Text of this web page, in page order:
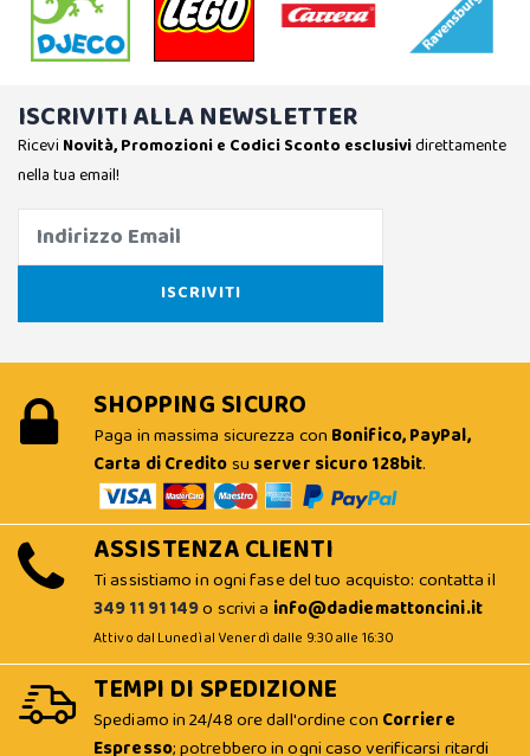
ISCRIVITI ALLA NEWSLETTER
Ricevi Novità, Promozioni e Codici Sconto esclusividirettamente
nella tua email!
SHOPPING SICURO
Paga in massima sicurezza con Bonifico, PayPal,
Carta di Creditosu server sicuro 128bit.
ASSISTENZA CLIENTI
Ti assistiamo in ogni fase del tuo acquisto: contatta il
349 11 91 149o scrivi a info@dadiemattoncini.it
Attivo dal Lunedì al Venerdì dalle 9:30 alle 16:30
TEMPI DI SPEDIZIONE
Spediamo in 24/48 ore dall'ordine con Corriere
Espresso; potrebbero in ogni caso verificarsi ritardi